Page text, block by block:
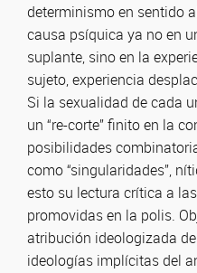
determinismo en sentido
causa psíquica ya no en
suplante, sino en la
sujeto, experiencia
Si la sexualidad de cada
un “re-corte” finito en la
posibilidades
como “singularidades”,
esto su lectura crítica a
promovidas en la polis.
atribución ideologizada
ideologías implícitas del